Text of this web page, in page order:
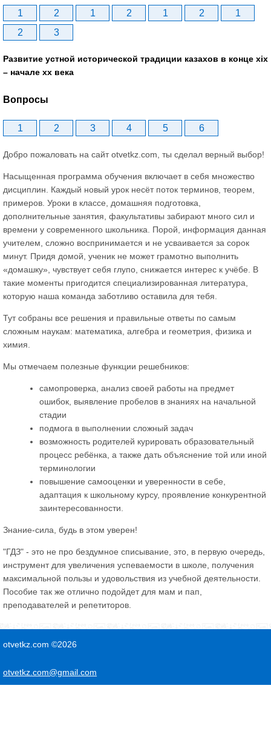
1 2 1 2 1 2
1
2
3
Развитие устной исторической традиции казахов в конце xіх
– начале хх века
Вопросы
1 2 3 4 5 6
Добро пожаловать на сайт otvetkz.com, ты сделал верный выбор!
Насыщенная программа обучения включает в себя множество
дисциплин. Каждый новый урок несёт поток терминов, теорем,
примеров. Уроки в классе, домашняя подготовка,
дополнительные занятия, факультативы забирают много сил и
времени у современного школьника. Порой, информация данная
учителем, сложно воспринимается и не усваивается за сорок
минут. Придя домой, ученик не может грамотно выполнить
«домашку», чувствует себя глупо, снижается интерес к учёбе. В
такие моменты пригодится специализированная литература,
которую наша команда заботливо оставила для тебя.
Тут собраны все решения и правильные ответы по самым
сложным наукам: математика, алгебра и геометрия, физика и
химия.
Мы отмечаем полезные функции решебников:
самопроверка, анализ своей работы на предмет
ошибок, выявление пробелов в знаниях на начальной
стадии
подмога в выполнении сложный задач
возможность родителей курировать образовательный
процесс ребёнка, а также дать объяснение той или иной
терминологии
повышение самооценки и уверенности в себе,
адаптация к школьному курсу, проявление конкурентной
заинтересованности.
Знание-сила, будь в этом уверен!
"ГДЗ" - это не про бездумное списывание, это, в первую очередь,
инструмент для увеличения успеваемости в школе, получения
максимальной пользы и удовольствия из учебной деятельности.
Пособие так же отлично подойдет для мам и пап,
преподавателей и репетиторов.
otvetkz.com ©2026
otvetkz.com@gmail.com